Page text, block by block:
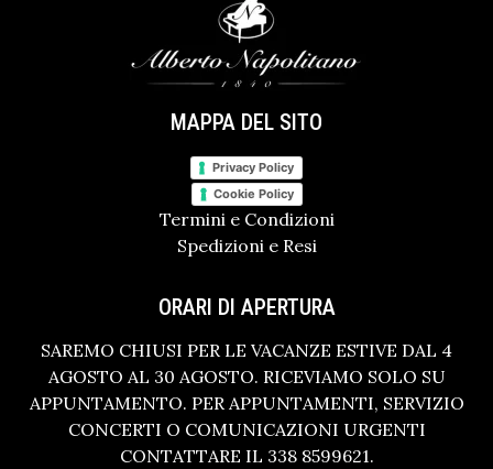
MAPPA DEL SITO
Privacy Policy
Cookie Policy
Termini e Condizioni
Spedizioni e Resi
ORARI DI APERTURA
SAREMO CHIUSI PER LE VACANZE ESTIVE DAL 4
AGOSTO AL 30 AGOSTO. RICEVIAMO SOLO SU
APPUNTAMENTO. PER APPUNTAMENTI, SERVIZIO
CONCERTI O COMUNICAZIONI URGENTI
CONTATTARE IL 338 8599621.